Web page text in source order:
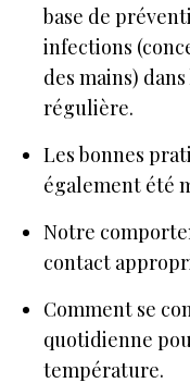
base de
infections
des mains)
régulière.
Les bonnes
également été
Notre
contact
Comment se
quotidienne
température.